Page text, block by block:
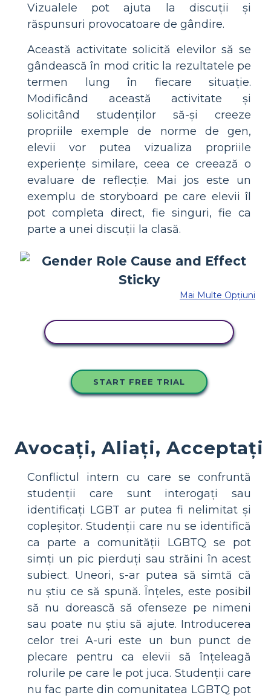
Vizualele pot ajuta la discuții și
răspunsuri provocatoare de gândire.
Această activitate solicită elevilor să se
gândească în mod critic la rezultatele pe
termen lung în fiecare situație.
Modificând această activitate și
solicitând studenților să-și creeze
propriile exemple de norme de gen,
elevii vor putea vizualiza propriile
experiențe similare, ceea ce creează o
evaluare de reflecție. Mai jos este un
exemplu de storyboard pe care elevii îl
pot completa direct, fie singuri, fie ca
parte a unei discuții la clasă.
Mai Multe Opțiuni
START FREE TRIAL
Avocați, Aliați, Acceptați
Conflictul intern cu care se confruntă
studenții care sunt interogați sau
identificați LGBT ar putea fi nelimitat și
copleșitor. Studenții care nu se identifică
ca parte a comunității LGBTQ se pot
simți un pic pierduți sau străini în acest
subiect. Uneori, s-ar putea să simtă că
nu știu ce să spună. Înțeles, este posibil
să nu dorească să ofenseze pe nimeni
sau poate nu știu să ajute. Introducerea
celor trei A-uri este un bun punct de
plecare pentru ca elevii să înțeleagă
rolurile pe care le pot juca. Studenții care
nu fac parte din comunitatea LGBTQ pot